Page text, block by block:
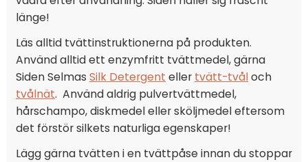
länge!
Läs alltid tvättinstruktionerna på produkten.
Använd alltid ett enzymfritt tvättmedel, gärna
Siden Selmas Silk Detergent eller tvätt-tvåloch
tvålnät. Använd aldrig pulvertvättmedel,
hårschampo, diskmedel eller sköljmedel eftersom
det förstör silkets naturliga egenskaper!
Lägg gärna tvätten i en tvättpåse innan du stoppar